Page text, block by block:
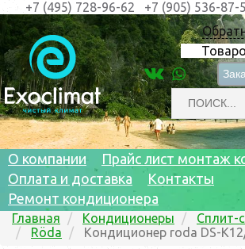
+7 (495) 728-96-62 +7 (905) 536-87-
О компании
Прайс лист монтаж
Оплата и доставка
Контакты
Ремонт кондиционера
Главная Кондиционеры
Сплит-
Röda
Кондиционер roda DS-